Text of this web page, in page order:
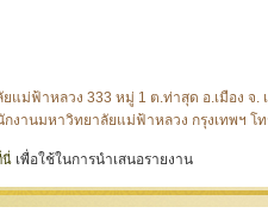
แม่ฟ้าหลวง 333 หมู่ 1 ต.ท่าสุด อ.เมือง จ.
กงานมหาวิทยาลัยแม่ฟ้าหลวง กรุงเทพฯ โ
นี่ เพื่อใช้ในการนำเสนอรายงาน